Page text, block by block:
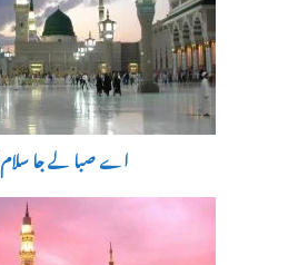
اے صبا لے جا سلام